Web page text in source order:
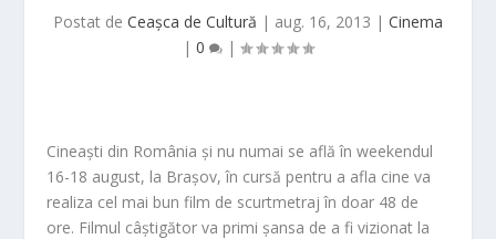
Postat de Ceașca de Cultură | aug. 16, 2013 | Cinema
| 0 |
Cineaști din România și nu numai se află în weekendul
16-18 august, la Brașov, în cursă pentru a afla cine va
realiza cel mai bun film de scurtmetraj în doar 48 de
ore. Filmul câștigător va primi șansa de a fi vizionat la